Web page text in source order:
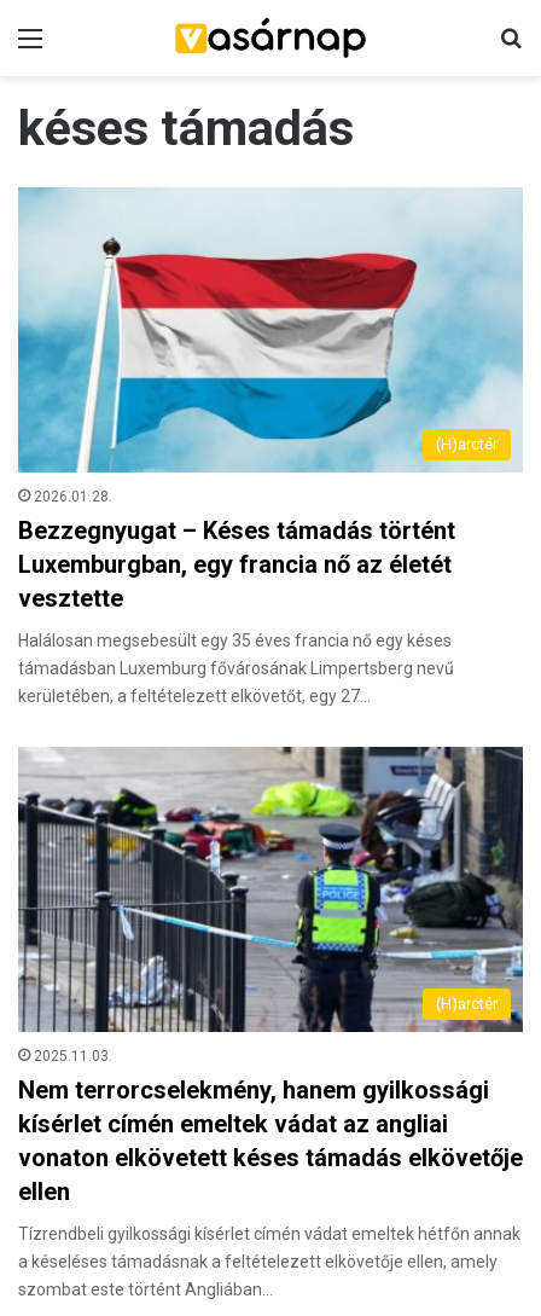
késes támadás
(H)arctér
2026.01.28.
Bezzegnyugat – Késes támadás történt
Luxemburgban, egy francia nő az életét
vesztette
Halálosan megsebesült egy 35 éves francia nő egy késes
támadásban Luxemburg fővárosának Limpertsberg nevű
kerületében, a feltételezett elkövetőt, egy 27…
(H)arctér
2025.11.03.
Nem terrorcselekmény, hanem gyilkossági
kísérlet címén emeltek vádat az angliai
vonaton elkövetett késes támadás elkövetője
ellen
Tízrendbeli gyilkossági kísérlet címén vádat emeltek hétfőn annak
a késeléses támadásnak a feltételezett elkövetője ellen, amely
szombat este történt Angliában…